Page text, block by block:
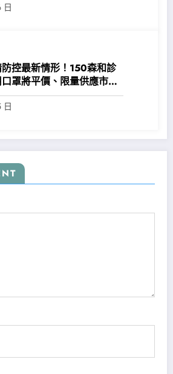
日
控最新情形！150森和診
罩將平價、限量供應市平
日